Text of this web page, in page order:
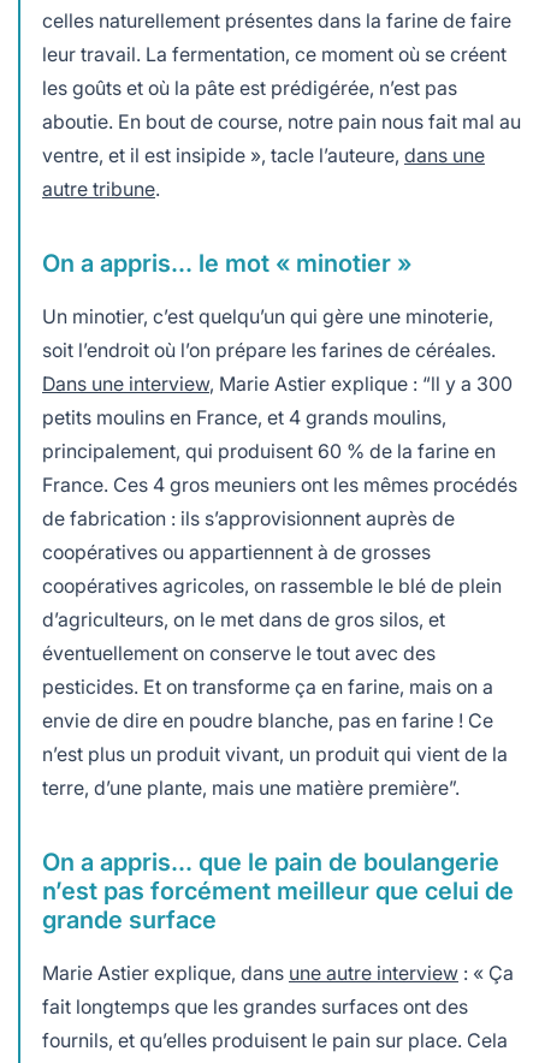
celles naturellement présentes dans la farine de faire
leur travail. La fermentation, ce moment où se créent
les goûts et où la pâte est prédigérée, n’est pas
aboutie. En bout de course, notre pain nous fait mal au
ventre, et il est insipide », tacle l’auteure, dans une
autre tribune.
On a appris… le mot « minotier »
Un minotier, c’est quelqu’un qui gère une minoterie,
soit l’endroit où l’on prépare les farines de céréales.
Dans une interview, Marie Astier explique : “ll y a 300
petits moulins en France, et 4 grands moulins,
principalement, qui produisent 60 % de la farine en
France. Ces 4 gros meuniers ont les mêmes procédés
de fabrication : ils s’approvisionnent auprès de
coopératives ou appartiennent à de grosses
coopératives agricoles, on rassemble le blé de plein
d’agriculteurs, on le met dans de gros silos, et
éventuellement on conserve le tout avec des
pesticides. Et on transforme ça en farine, mais on a
envie de dire en poudre blanche, pas en farine ! Ce
n’est plus un produit vivant, un produit qui vient de la
terre, d’une plante, mais une matière première”.
On a appris… que le pain de boulangerie
n’est pas forcément meilleur que celui de
grande surface
Marie Astier explique, dans une autre interview : « Ça
fait longtemps que les grandes surfaces ont des
fournils, et qu’elles produisent le pain sur place. Cela